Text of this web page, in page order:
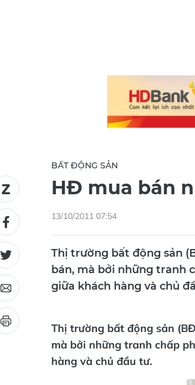
BẤT ĐỘNG SẢN
HĐ mua bán
13/10/2011 07:54
Thị trường bất động sản
bán, mà bởi những tranh
giữa khách hàng và chủ
Thị trường bất động sản
mà bởi những tranh chấp
hàng và chủ đầu tư.